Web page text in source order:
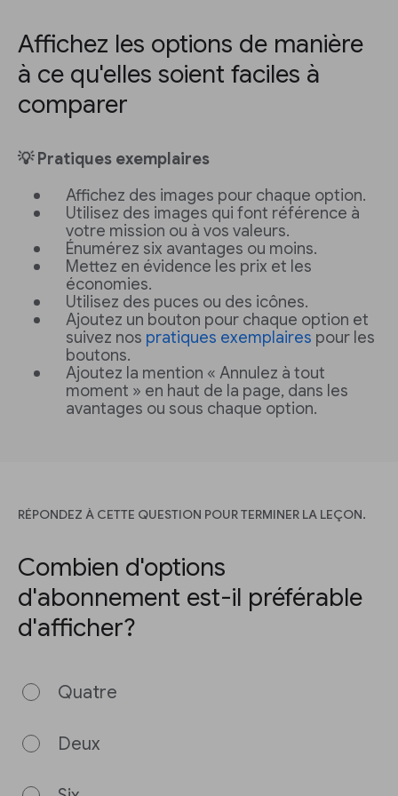
Affichez les options de manière
à ce qu'elles soient faciles à
comparer
💡 Pratiques exemplaires
Affichez des images pour chaque option.
Utilisez des images qui font référence à
votre mission ou à vos valeurs.
Énumérez six avantages ou moins.
Mettez en évidence les prix et les
économies.
Utilisez des puces ou des icônes.
Ajoutez un bouton pour chaque option et
suivez nos pratiques exemplaires pour les
boutons.
Ajoutez la mention « Annulez à tout
moment » en haut de la page, dans les
avantages ou sous chaque option.
RÉPONDEZ À CETTE QUESTION POUR TERMINER LA LEÇON.
Combien d'options
d'abonnement est-il préférable
d'afficher?
Quatre
Deux